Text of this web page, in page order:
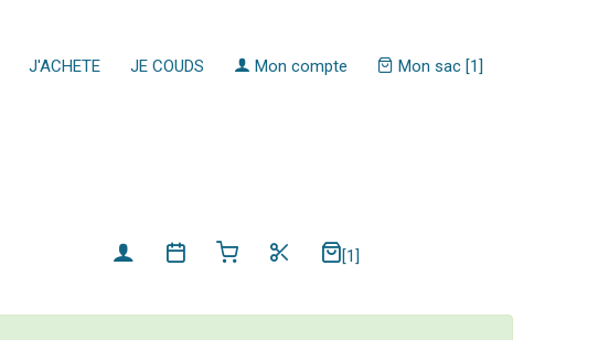
J'ACHETE JE COUDS Mon compte Mon sac [1]
[1]